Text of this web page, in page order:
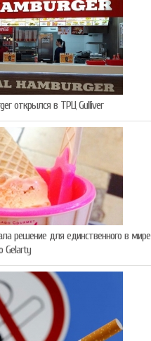
открылся в ТРЦ Gulliver
решение для единственного в
Gelarty